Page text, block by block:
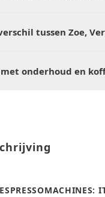
tussen Zoe,
onderhoud en